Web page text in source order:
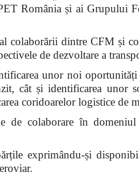
România și ai Grupului
colaborării dintre CFM și
de dezvoltare a
unor noi
cât și identificarea unor
coridoarelor logistice de
de colaborare în
exprimându-și